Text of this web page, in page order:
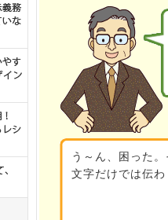
う～ん、困った
文字だけでは伝